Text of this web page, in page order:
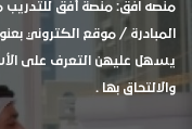
منصه افق: منصة أفق للتدريب
المبادرة / موقع الكتروني
يسهل عليهن التعرف على
والالتحاق بها .